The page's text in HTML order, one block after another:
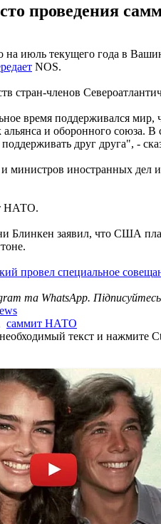
проведения
июль текущего года в
NOS.
стран-членов
время поддерживался
и оборонного союза. В
друг друга", -
и министров иностранных
НАТО.
Блинкен заявил, что США
провел специальное
та WhatsApp.
саммит НАТО
текст и нажмите